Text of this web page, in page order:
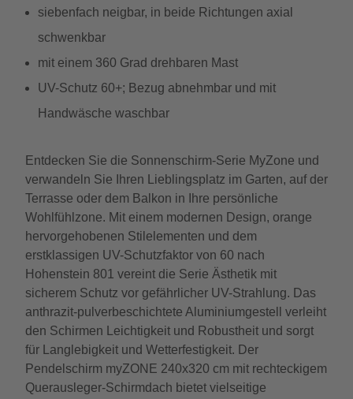
siebenfach neigbar, in beide Richtungen axial
schwenkbar
mit einem 360 Grad drehbaren Mast
UV-Schutz 60+; Bezug abnehmbar und mit
Handwäsche waschbar
Entdecken Sie die Sonnenschirm-Serie MyZone und
verwandeln Sie Ihren Lieblingsplatz im Garten, auf der
Terrasse oder dem Balkon in Ihre persönliche
Wohlfühlzone. Mit einem modernen Design, orange
hervorgehobenen Stilelementen und dem
erstklassigen UV-Schutzfaktor von 60 nach
Hohenstein 801 vereint die Serie Ästhetik mit
sicherem Schutz vor gefährlicher UV-Strahlung. Das
anthrazit-pulverbeschichtete Aluminiumgestell verleiht
den Schirmen Leichtigkeit und Robustheit und sorgt
für Langlebigkeit und Wetterfestigkeit. Der
Pendelschirm myZONE 240x320 cm mit rechteckigem
Querausleger-Schirmdach bietet vielseitige